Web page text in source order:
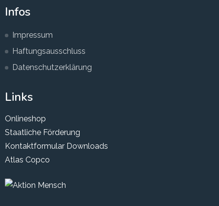
Infos
Impressum
Haftungsausschluss
Datenschutzerklärung
Links
Onlineshop
Staatliche Förderung
Kontaktformular Downloads
Atlas Copco